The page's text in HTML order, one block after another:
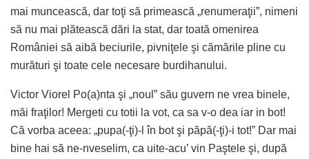
mai muncească, dar toţi să primească „renumeraţii”, nimeni
să nu mai plătească dări la stat, dar toată omenirea
României să aibă beciurile, pivniţele şi cămările pline cu
murături şi toate cele necesare burdihanului.
Victor Viorel Po(a)nta şi „noul” său guvern ne vrea binele,
măi fraţilor! Mergeti cu totii la vot, ca sa v-o dea iar in bot!
Că vorba aceea: „pupa(-ţi)-l în bot şi păpă(-ţi)-i tot!” Dar mai
bine hai să ne-nveselim, ca uite-acu’ vin Paştele şi, după